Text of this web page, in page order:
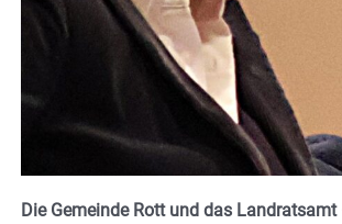
Die Gemeinde Rott und das